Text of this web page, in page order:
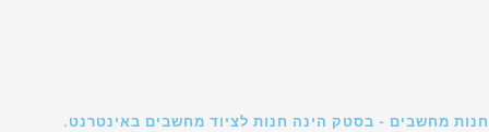
חנות מחשבים - בסטק הינה חנות לציוד מחשבים באינטרנט.